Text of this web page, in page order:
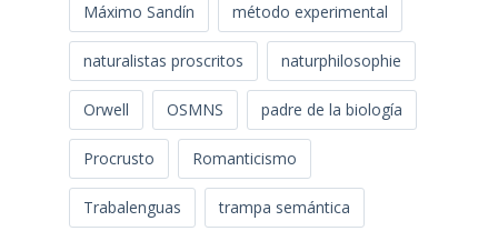
Máximo Sandín método experimental
naturalistas proscritos naturphilosophie
Orwell OSMNS padre de la biología
Procrusto Romanticismo
Trabalenguas trampa semántica